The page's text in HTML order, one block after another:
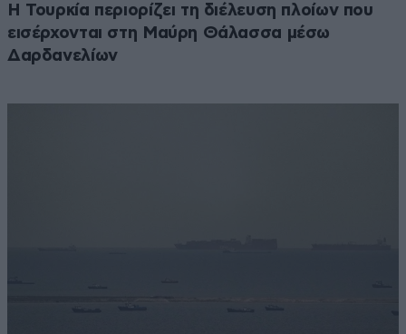
Η Τουρκία περιορίζει τη διέλευση πλοίων που
εισέρχονται στη Μαύρη Θάλασσα μέσω
Δαρδανελίων